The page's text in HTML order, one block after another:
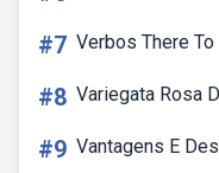
#7 Verbos There To
#8 Variegata Rosa
#9 Vantagens E